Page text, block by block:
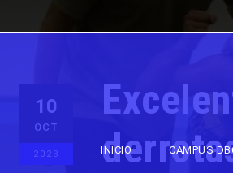
INICIO CAMPUS
10
OCT
2023